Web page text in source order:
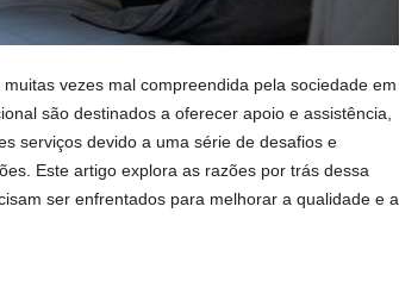
vezes mal compreendida pela sociedade em
são destinados a oferecer apoio e assistência,
serviços devido a uma série de desafios e
Este artigo explora as razões por trás dessa
ser enfrentados para melhorar a qualidade e a